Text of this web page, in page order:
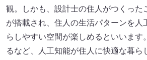
観。しかも、設計士の住人がつくった
が搭載され、住人の生活パターンを人
らしやすい空間が楽しめるといいます
るなど、人工知能が住人に快適な暮ら